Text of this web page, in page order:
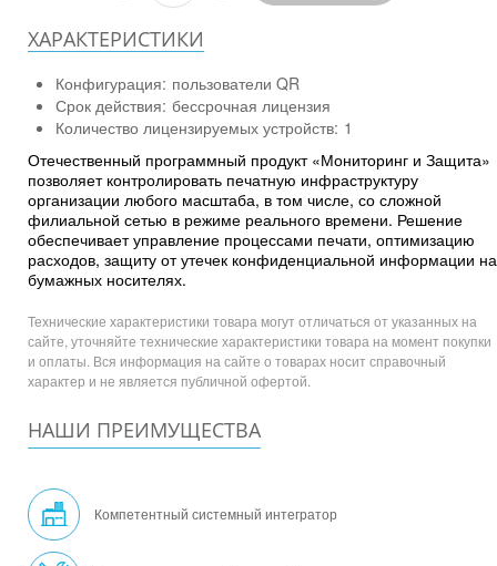
ХАРАКТЕРИСТИКИ
Конфигурация: пользователи QR
Срок действия: бессрочная лицензия
Количество лицензируемых устройств: 1
Отечественный программный продукт «Мониторинг и Защита»
позволяет контролировать печатную инфраструктуру
организации любого масштаба, в том числе, со сложной
филиальной сетью в режиме реального времени. Решение
обеспечивает управление процессами печати, оптимизацию
расходов, защиту от утечек конфиденциальной информации на
бумажных носителях.
Технические характеристики товара могут отличаться от указанных на
сайте, уточняйте технические характеристики товара на момент покупки
и оплаты. Вся информация на сайте о товарах носит справочный
характер и не является публичной офертой.
НАШИ ПРЕИМУЩЕСТВА
Компетентный системный интегратор